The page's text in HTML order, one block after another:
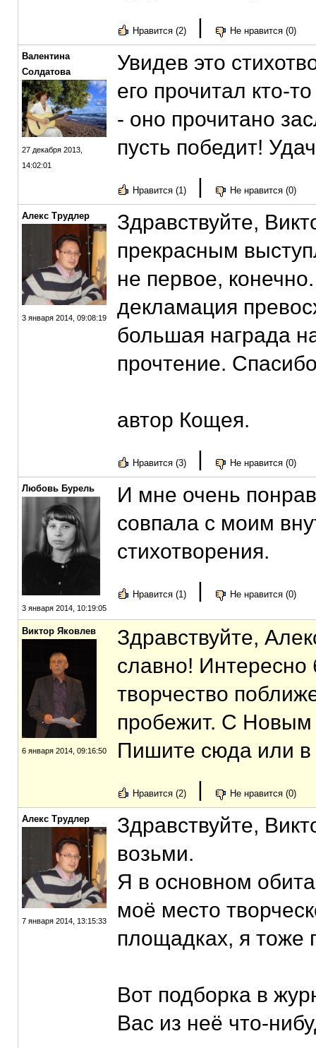
Нравится (2) | Не нравится (0)
Валентина
Солдатова
27 декабря 2013,
14:02:01
Увидев это
его прочитал кто-
- оно прочитано
пусть победит!
Нравится (1) | Не нравится (0)
Алекс Трудлер
3 января 2014, 09:08:19
Здравствуйте,
прекрасным
не первое,
декламация
большая награда
прочтение.
автор Кощея.
Нравится (3) | Не нравится (0)
Любовь Бурель
3 января 2014, 10:19:05
И мне очень
совпала с моим
стихотворения.
Нравится (1) | Не нравится (0)
Виктор Яковлев
6 января 2014, 09:16:50
Здравствуйте,
славно!
творчество
пробежит. С Новым
Пишите сюда или
Нравится (2) | Не нравится (0)
Алекс Трудлер
7 января 2014, 13:15:33
Здравствуйте,
возьми.
Я в основном
моё место
площадках, я тоже
Вот подборка в
Вас из неё что-